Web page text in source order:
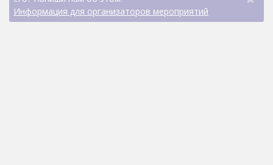
Информация для организаторов мероприятий